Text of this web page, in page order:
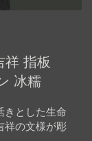
祥 指板
冰糯
きとした生命
祥の文様が彫